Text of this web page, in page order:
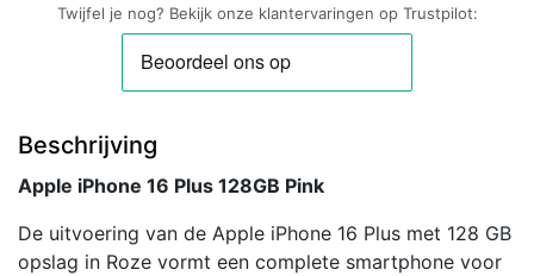
Twijfel je nog? Bekijk onze klantervaringen op Trustpilot:
Beschrijving
Apple iPhone 16 Plus 128GB Pink
De uitvoering van de Apple iPhone 16 Plus met 128 GB
opslag in Roze vormt een complete smartphone voor